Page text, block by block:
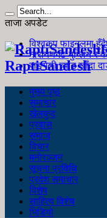
ताजा अपडेट
विश्वकप फाइनलमा
नारायणगढ-मुग्लिन र
जङ्गली च्याउ खाँदा
RaptiSandesh
मुख्य पृष्ठ
समाचार
खेलकुद
प्रवास
समाज
विचार
मनोरञ्जन
सूचना प्रविधि
प्रदेश समाचार
विशेष
साहित्य विशेष
भिडियो